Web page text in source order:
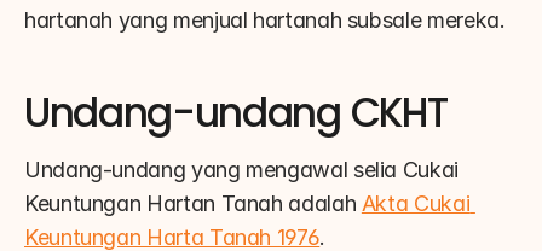
hartanah yang menjual hartanah subsale mereka.
Undang-undang CKHT
Undang-undang yang mengawal selia Cukai
Keuntungan Hartan Tanah adalah Akta Cukai
Keuntungan Harta Tanah 1976.